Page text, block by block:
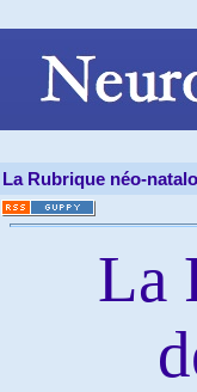
La Rubrique néo-
La